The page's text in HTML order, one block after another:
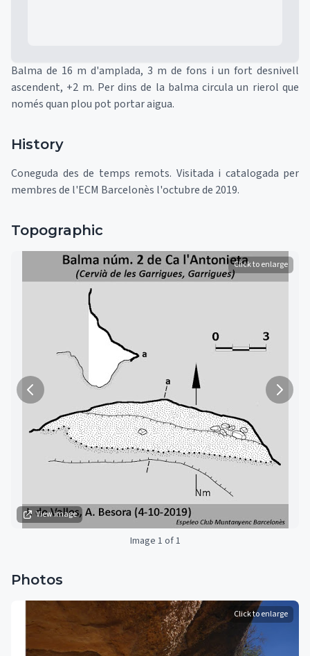
Balma de 16 m d'amplada, 3 m de fons i un fort desnivell
ascendent, +2 m. Per dins de la balma circula un rierol que
només quan plou pot portar aigua.
History
Coneguda des de temps remots. Visitada i catalogada per
membres de l'ECM Barcelonès l'octubre de 2019.
Topographic
View image
Click to enlarge
Image 1 of 1
Photos
Click to enlarge